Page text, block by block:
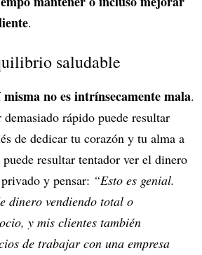
.
saludable
no es intrínsecamente mala.
rápido puede resultar
de dedicar tu corazón y tu alma a
resultar tentador ver el dinero
y pensar: “Esto es genial.
dinero vendiendo total o
y mis clientes también
de trabajar con una empresa